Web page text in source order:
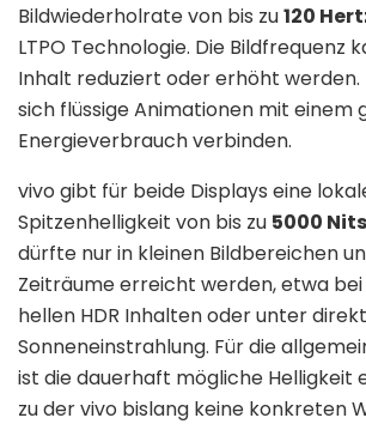
Bildwiederholrate von bis zu120
LTPO Technologie. Die Bildfrequenz
Inhalt reduziert oder erhöht werden.
sich flüssige Animationen mit einem
Energieverbrauch verbinden.
vivo gibt für beide Displays eine
Spitzenhelligkeit von bis zu 5000 Nits
dürfte nur in kleinen Bildbereichen
Zeiträume erreicht werden, etwa
hellen HDR Inhalten oder unter
Sonneneinstrahlung. Für die
ist die dauerhaft mögliche Helligkeit
zu der vivo bislang keine konkreten